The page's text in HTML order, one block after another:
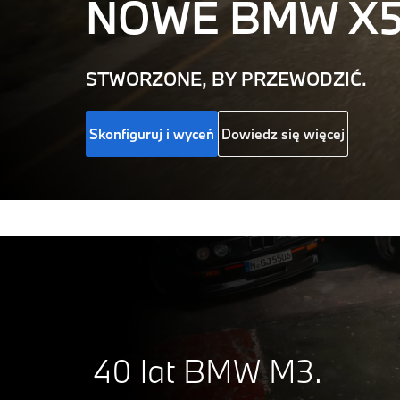
NOWEBMW
STWORZONE, BY PRZEWODZIĆ.
Skonfiguruj i wyceń Dowiedz się więcej
40 lat BMW M3.